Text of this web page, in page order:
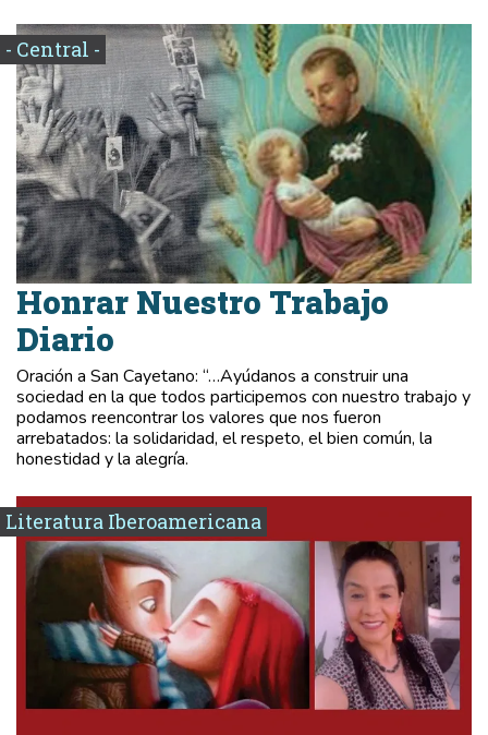
- Central -
Honrar Nuestro Trabajo
Diario
Oración a San Cayetano: “…Ayúdanos a construir una
sociedad en la que todos participemos con nuestro trabajo y
podamos reencontrar los valores que nos fueron
arrebatados: la solidaridad, el respeto, el bien común, la
honestidad y la alegría.
Literatura Iberoamericana